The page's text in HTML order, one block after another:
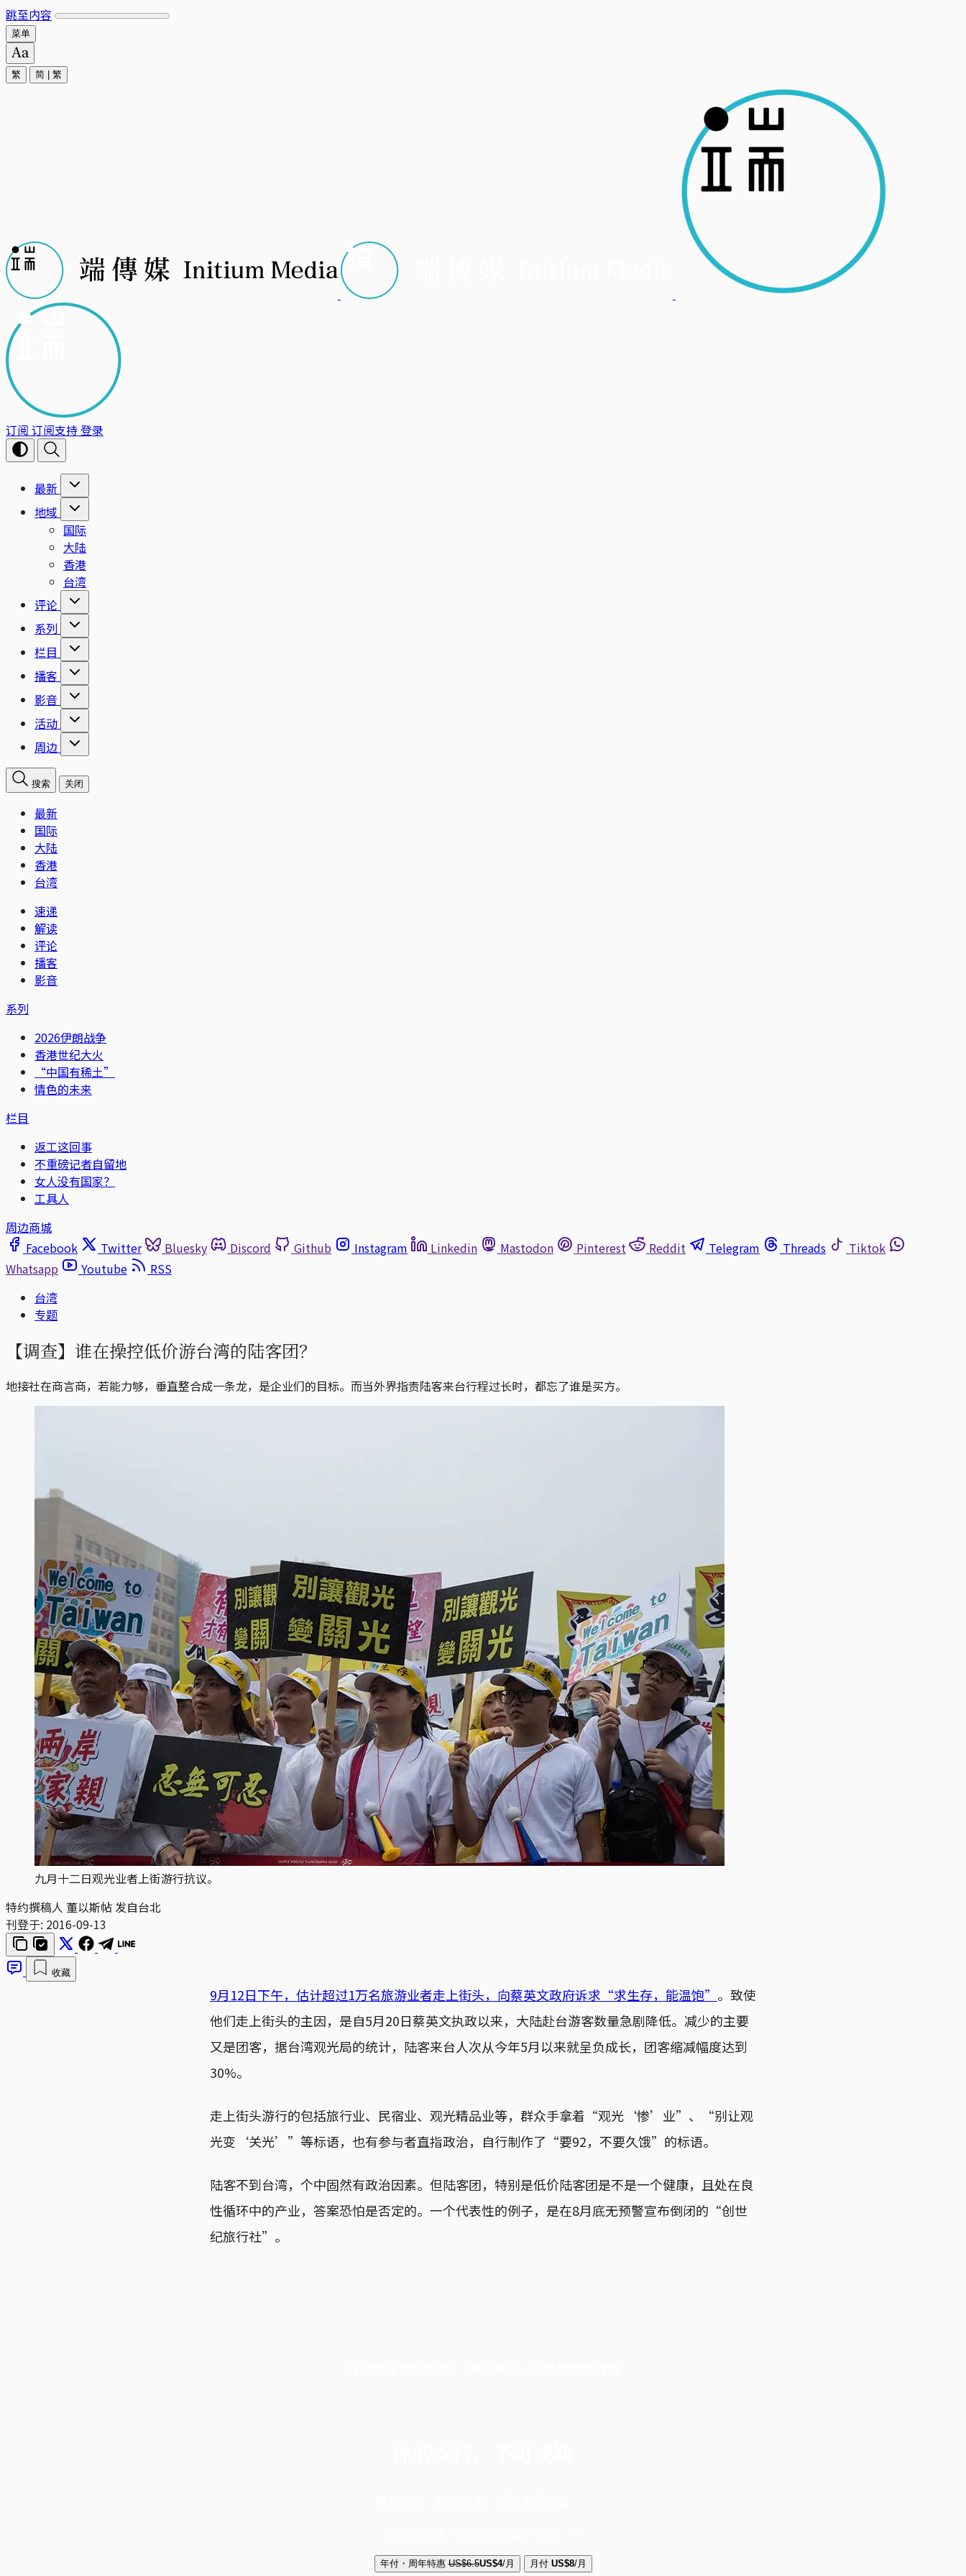
跳至内容
菜单
繁 简 繁
订阅 订阅支持登录
最新
地域
国际
大陆
香港
台湾
评论
系列
栏目
播客
影音
活动
周边
搜索 关闭
最新
国际
大陆
香港
台湾
速递
解读
评论
播客
影音
系列
2026伊朗战争
香港世纪大火
“中国有稀土”
情色的未来
栏目
返工这回事
不重磅记者自留地
女人没有国家？
工具人
周边商城
Facebook
Twitter Bluesky Discord Github Instagram Linkedin Mastodon Pinterest Reddit Telegram Threads
Tiktok
Whatsapp
Youtube
RSS
台湾
专题
【调查】谁在操控低价游台湾的陆客团？
地接社在商言商，若能力够，垂直整合成一条龙，是企业们的目标。而当外界指责陆客来台行程过长时，都忘了谁是买方。
九月十二日观光业者上街游行抗议。
特约撰稿人 董以斯帖 发自台北
刊登于: 2016-09-13
收藏
9月12日下午，估计超过1万名旅游业者走上街头，向蔡英文政府诉求“求生存，能温饱” 。致使
他们走上街头的主因，是自5月20日蔡英文执政以来，大陆赴台游客数量急剧降低。减少的主要
又是团客，据台湾观光局的统计，陆客来台人次从今年5月以来就呈负成长，团客缩减幅度达到
30%。
走上街头游行的包括旅行业、民宿业、观光精品业等，群众手拿着“观光‘惨’业”、“别让观
光变‘关光’”等标语，也有参与者直指政治，自行制作了“要92，不要久饿”的标语。
陆客不到台湾，个中固然有政治因素。但陆客团，特别是低价陆客团是不是一个健康，且处在良
性循环中的产业，答案恐怕是否定的。一个代表性的例子，是在8月底无预警宣布倒闭的“创世
纪旅行社”。
年付・周年特惠 US$6.5US$4/月 月付 US$8/月